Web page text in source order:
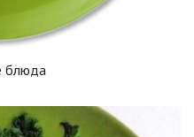
блюда